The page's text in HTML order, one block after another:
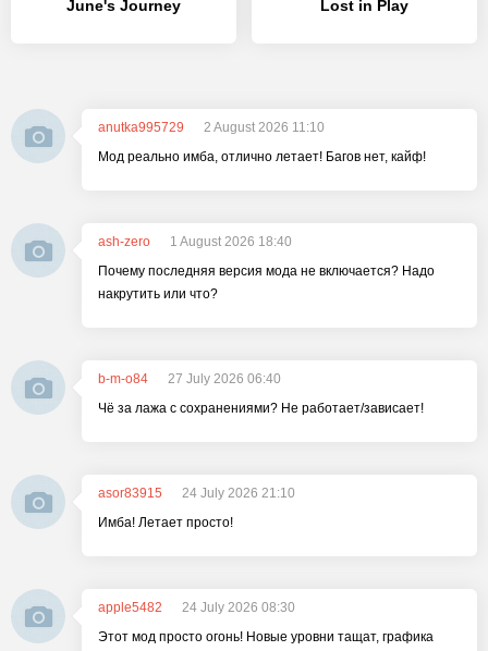
June's Journey Lost in Play
anutka995729
2 August 2026 11:10
Мод реально имба, отлично летает! Багов нет, кайф!
ash-zero
1 August 2026 18:40
Почему последняя версия мода не включается? Надо
накрутить или что?
b-m-o84
27 July 2026 06:40
Чё за лажа с сохранениями? Не работает/зависает!
asor83915
24 July 2026 21:10
Имба! Летает просто!
apple5482
24 July 2026 08:30
Этот мод просто огонь! Новые уровни тащат, графика